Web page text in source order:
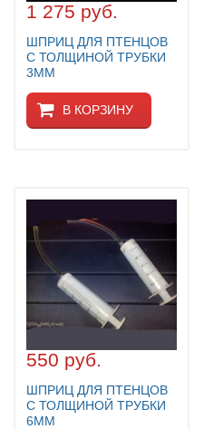
1 275 руб.
ШПРИЦ ДЛЯ ПТЕНЦОВ
С ТОЛЩИНОЙ ТРУБКИ
3ММ
В КОРЗИНУ
550 руб.
ШПРИЦ ДЛЯ ПТЕНЦОВ
С ТОЛЩИНОЙ ТРУБКИ
6ММ